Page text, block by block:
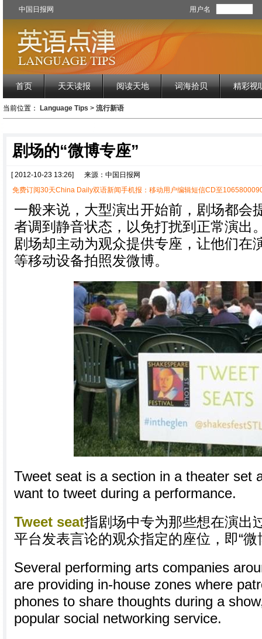
中国日报网 用户名
首页 天天读报 阅读天地 词海拾贝 精彩视
当前位置： Language Tips > 流行新语
剧场的“微博专座”
[ 2012-10-23 13:26]
来源：中国日报网
免费订阅30天China Daily双语新闻手机报：移动用户编辑短信CD至
一般来说，大型演出开始前，剧场都会
者调到静音状态，以免打扰到正常演出
剧场却主动为观众提供专座，让他们在
等移动设备拍照发微博。
Tweet seat is a section in a theater set
want to tweet during a performance.
Tweet seat指剧场中专为那些想在演出
平台发表言论的观众指定的座位，即“微
Several performing arts companies
are providing in-house zones where
phones to share thoughts during a
popular social networking service.